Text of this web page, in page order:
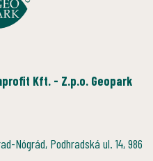
Kft. - Z.p.o. Geopark
Nógrád, Podhradská ul. 14, 986